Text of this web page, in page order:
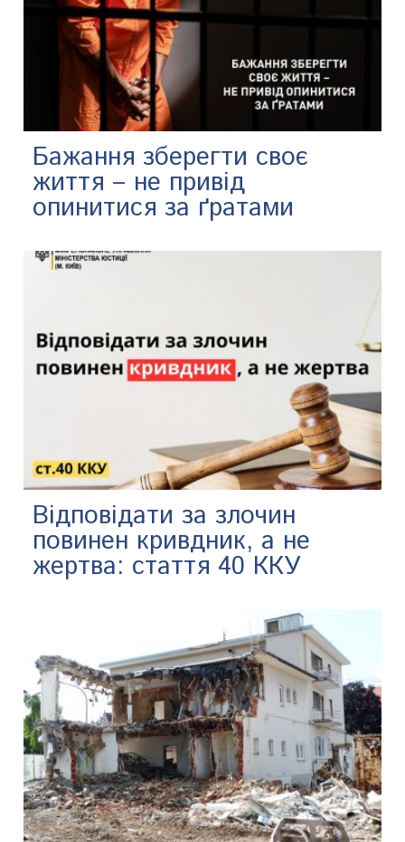
Бажання зберегти своє
життя – не привід
опинитися за ґратами
Відповідати за злочин
повинен кривдник, а не
жертва: стаття 40 ККУ